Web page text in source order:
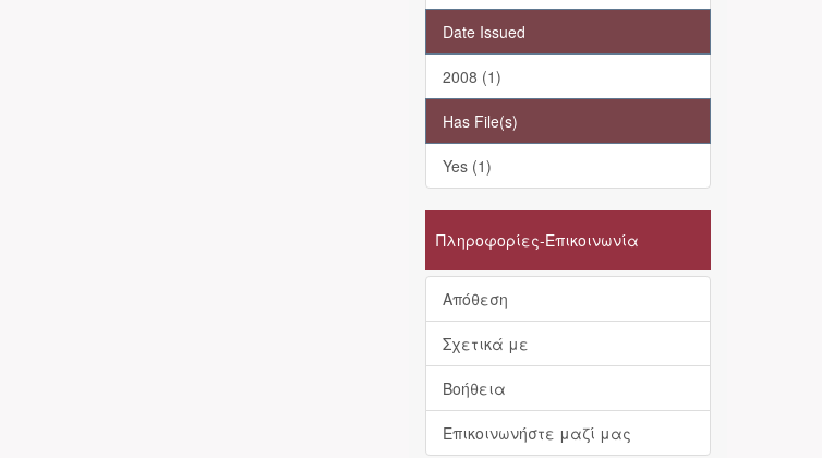
Date Issued
2008 (1)
Has File(s)
Yes (1)
Πληροφορίες-Επικοινωνία
Απόθεση
Σχετικά με
Βοήθεια
Επικοινωνήστε μαζί μας